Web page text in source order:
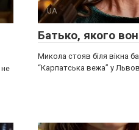
UA
Батько, якого
Микола стояв біля вікна
“Карпатська вежа” у